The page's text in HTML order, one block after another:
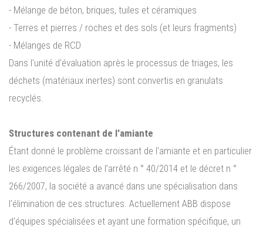
- Mélange de béton, briques, tuiles et céramiques
- Terres et pierres / roches et des sols (et leurs fragments)
- Mélanges de RCD
Dans l'unité d'évaluation après le processus de triages, les
déchets (matériaux inertes) sont convertis en granulats
recyclés.
Structures contenant de l'amiante
Étant donné le problème croissant de l'amiante et en particulier
les exigences légales de l’arrêté n ° 40/2014 et le décret n °
266/2007, la société a avancé dans une spécialisation dans
l'élimination de ces structures. Actuellement ABB dispose
d'équipes spécialisées et ayant une formation spécifique, un